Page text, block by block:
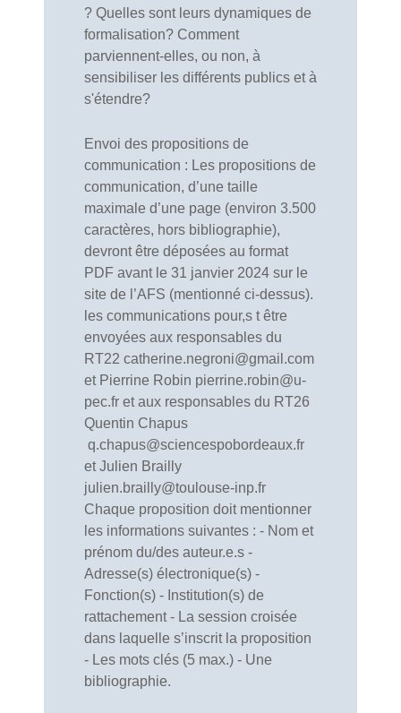
? Quelles sont leurs dynamiques de
formalisation? Comment
parviennent-elles, ou non, à
sensibiliser les différents publics et à
s'étendre?
Envoi des propositions de
communication : Les propositions de
communication, d’une taille
maximale d’une page (environ 3.500
caractères, hors bibliographie),
devront être déposées au format
PDF avant le 31 janvier 2024 sur le
site de l’AFS (mentionné ci-dessus).
les communications pour,s t être
envoyées aux responsables du
RT22 catherine.negroni@gmail.com
et Pierrine Robin pierrine.robin@u-
pec.fr et aux responsables du RT26
Quentin Chapus
q.chapus@sciencespobordeaux.fr
et Julien Brailly
julien.brailly@toulouse-inp.fr
Chaque proposition doit mentionner
les informations suivantes : - Nom et
prénom du/des auteur.e.s -
Adresse(s) électronique(s) -
Fonction(s) - Institution(s) de
rattachement - La session croisée
dans laquelle s’inscrit la proposition
- Les mots clés (5 max.) - Une
bibliographie.